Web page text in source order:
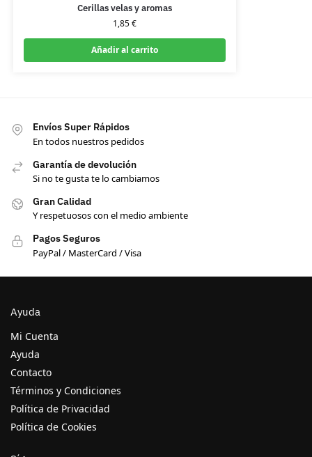
Cerillas velas y aromas
1,85€
Añadir al carrito
Envíos Super Rápidos
En todos nuestros pedidos
Garantía de devolución
Si no te gusta te lo cambiamos
Gran Calidad
Y respetuosos con el medio ambiente
Pagos Seguros
PayPal / MasterCard / Visa
Ayuda
Mi Cuenta
Ayuda
Contacto
Términos y Condiciones
Política de Privacidad
Política de Cookies